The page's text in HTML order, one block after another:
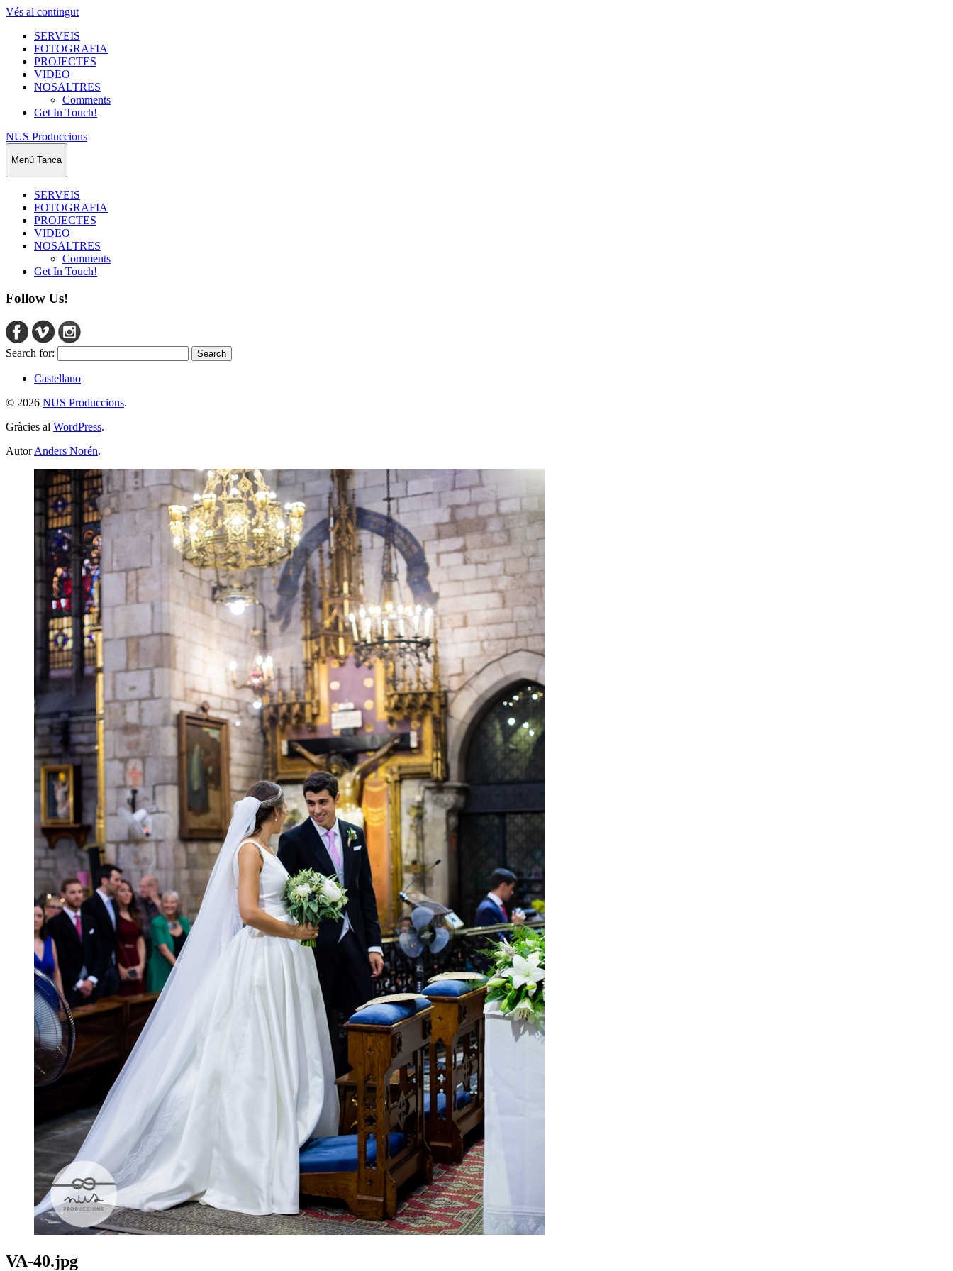
Vés al contingut
SERVEIS
FOTOGRAFIA
PROJECTES
VIDEO
NOSALTRES
Comments
Get In Touch!
NUS Produccions
Menú Tanca
SERVEIS
FOTOGRAFIA
PROJECTES
VIDEO
NOSALTRES
Comments
Get In Touch!
Follow Us!
Search for:
Castellano
© 2026 NUS Produccions.
Gràcies al WordPress.
AutorAnders Norén.
VA-40.jpg